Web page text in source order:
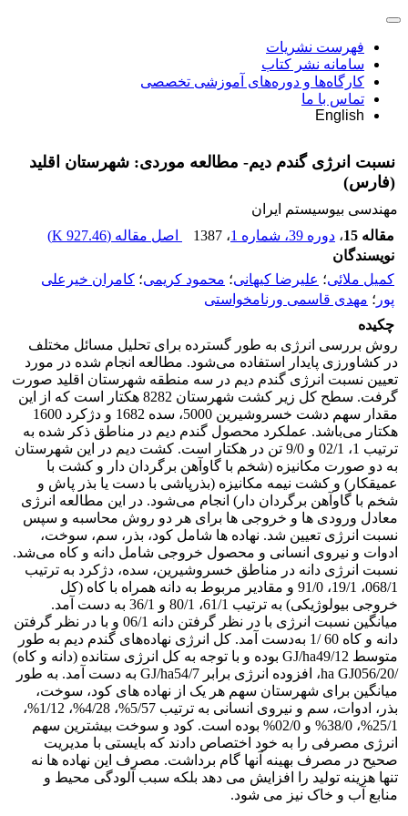
فهرست نشریات
سامانه نشر کتاب
کارگاه‌ها و دوره‌های آموزشی تخصصی
تماس با ما
English
نسبت انرژی گندم دیم- مطالعه موردی: شهرستان اقلید
(فارس)
مهندسی بیوسیستم ایران
مقاله 15
، دوره 39، شماره 1 ، 1387 اصل مقاله (927.46 K
)
نویسندگان
کمیل ملائی؛ علیرضا کیهانی؛ محمود کریمی؛ کامران خیرعلی
پور ؛ مهدی قاسمی ورنامخواستی
چکیده
روش بررسی انرژی به طور گسترده برای تحلیل مسائل مختلف
در کشاورزی پایدار استفاده می‌شود. مطالعه انجام شده در مورد
تعیین نسبت انرژی گندم دیم در سه منطقه شهرستان اقلید صورت
گرفت. سطح کل زیر کشت شهرستان 8282 هکتار است که از این
مقدار سهم دشت خسروشیرین 5000، سده 1682 و دژکرد 1600
هکتار می‌باشد. عملکرد محصول گندم دیم در مناطق ذکر شده به
ترتیب 1، 02/1 و 9/0 تن در هکتار است. کشت دیم در این شهرستان
به دو صورت مکانیزه (شخم با گاوآهن برگردان دار و کشت با
عمیقکار) و کشت نیمه مکانیزه (بذرپاشی با دست یا بذر پاش و
شخم با گاوآهن برگردان دار) انجام می‌شود. در این مطالعه انرژی
معادل ورودی ها و خروجی ها برای هر دو روش محاسبه و سپس
نسبت انرژی تعیین شد. نهاده ها شامل کود، بذر، سم، سوخت،
ادوات و نیروی انسانی و محصول خروجی شامل دانه و کاه می‌شد.
نسبت انرژی دانه در مناطق خسروشیرین، سده، دژکرد به ترتیب
068/1، 19/1، 91/0 و مقادیر مربوط به دانه همراه با کاه (کل
خروجی بیولوژیکی) به ترتیب 61/1، 80/1 و 36/1 به دست آمد.
میانگین نسبت انرژی با در نظر گرفتن دانه 06/1 و با در نظر گرفتن
دانه و کاه 60 /1 به‌دست آمد. کل انرژی نهاده‌های گندم دیم به طور
متوسط GJ/ha49/12 بوده و با توجه به کل انرژی ستانده (دانه و کاه)
/ha GJ056/20، افزوده انرژی برابر GJ/ha54/7 به دست آمد. به طور
میانگین برای شهرستان سهم هر یک از نهاده های کود، سوخت،
بذر،‌ ادوات، سم و نیروی انسانی به ترتیب 5/57%،‌ 4/28%، 1/12%،
25/1%،‌ 38/0% و 02/0% بوده است. کود و سوخت بیشترین سهم
انرژی مصرفی را به خود اختصاص دادند که بایستی با مدیریت
صحیح در مصرف بهینه آنها گام برداشت. مصرف این نهاده ها نه
تنها هزینه تولید را افزایش می دهد بلکه سبب آلودگی محیط و
منابع آب و خاک نیز می شود.